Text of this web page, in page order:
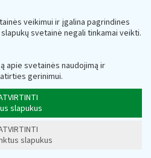
veikimui ir įgalina pagrindines
svetainė negali tinkamai veikti.
apie svetainės naudojimą ir
gerinimui.
slapukus
slapukus